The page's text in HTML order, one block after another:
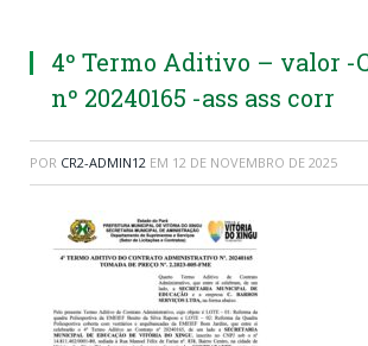
4º Termo Aditivo – valor -
nº 20240165 -ass ass corr
POR CR2-ADMIN12 EM 12 DE NOVEMBRO DE 2025